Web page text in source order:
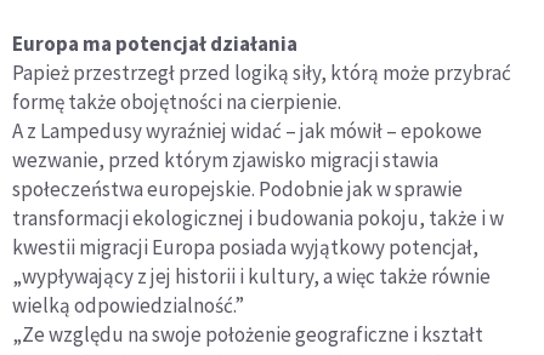
Europa ma potencjał działania
Papież przestrzegł przed logiką siły, którą może przybrać
formę także obojętności na cierpienie.
A z Lampedusy wyraźniej widać – jak mówił – epokowe
wezwanie, przed którym zjawisko migracji stawia
społeczeństwa europejskie. Podobnie jak w sprawie
transformacji ekologicznej i budowania pokoju, także i w
kwestii migracji Europa posiada wyjątkowy potencjał,
„wypływający z jej historii i kultury, a więc także równie
wielką odpowiedzialność.”
„Ze względu na swoje położenie geograficzne i kształt